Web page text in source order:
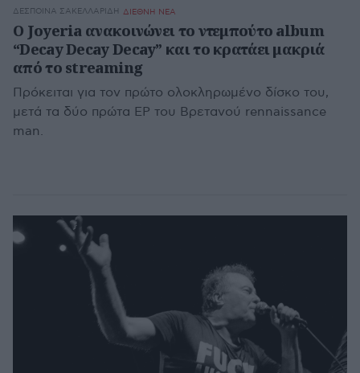
ΔΈΣΠΟΙΝΑ ΣΑΚΕΛΛΑΡΊΔΗ ΔΙΕΘΝΗ ΝΕΑ
Ο Joyeria ανακοινώνει το ντεμπούτο album
“Decay Decay Decay” και το κρατάει μακριά
από το streaming
Πρόκειται για τον πρώτο ολοκληρωμένο δίσκο του,
μετά τα δύο πρώτα EP του Βρετανού rennaissance
man.